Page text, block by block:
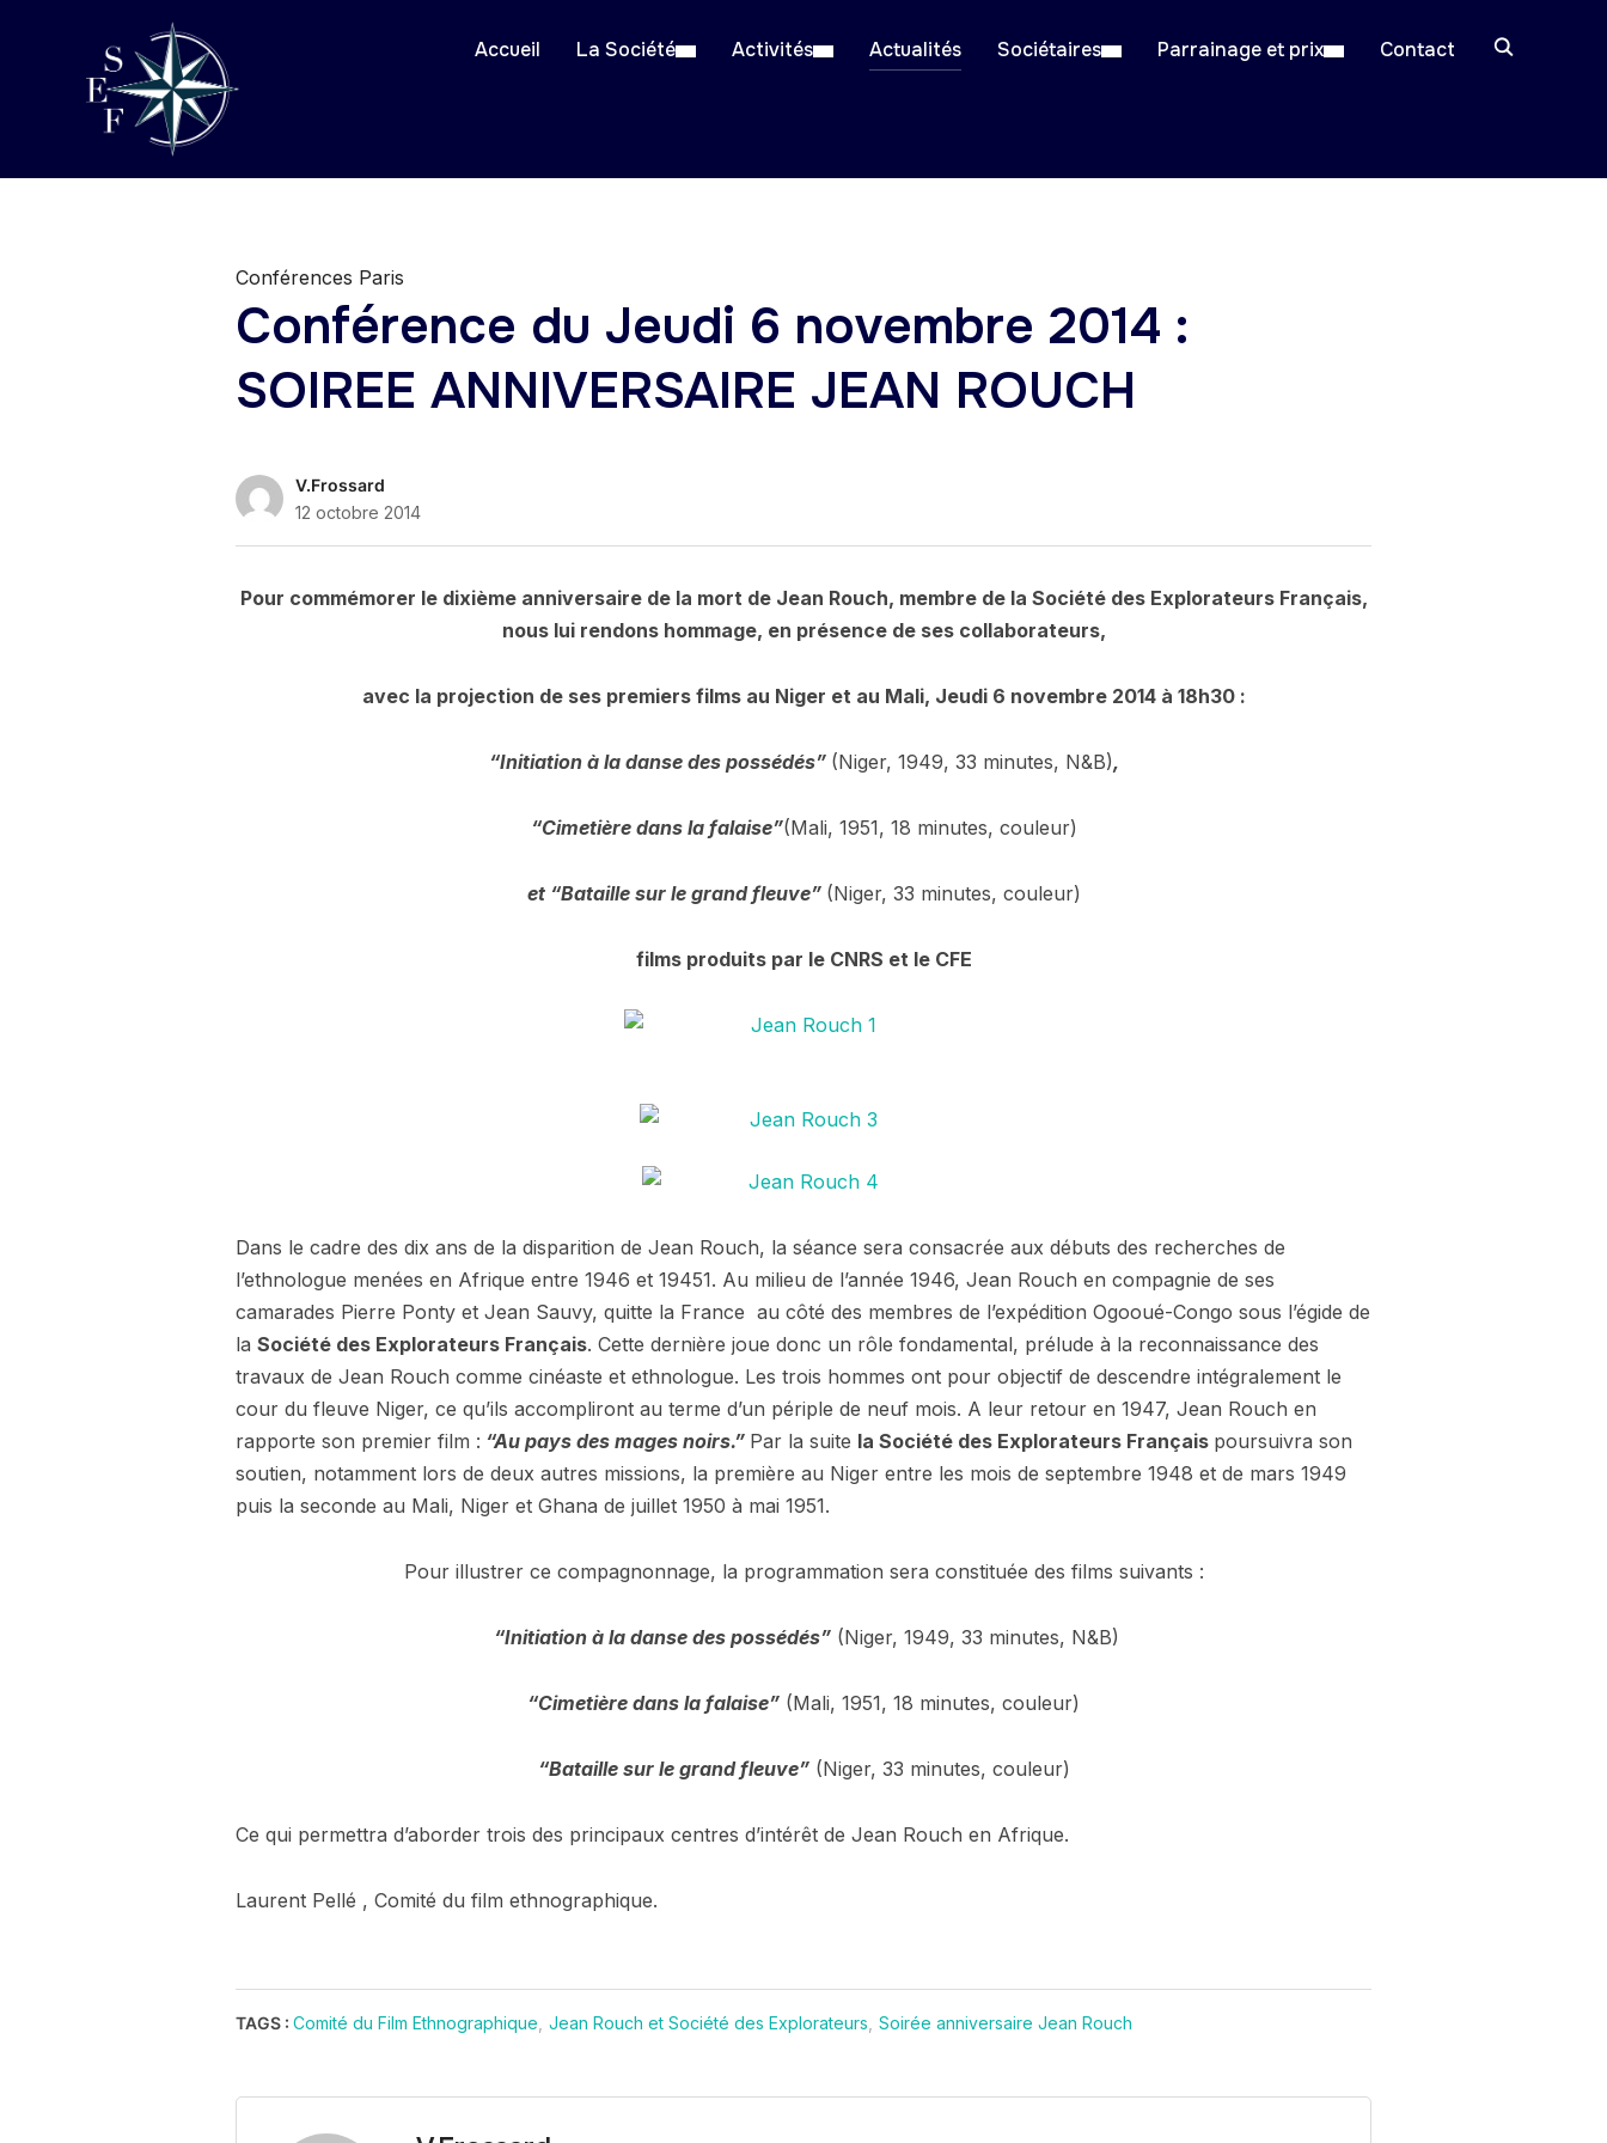
Accueil La Société Activités Actualités Sociétaires Parrainage et prix Contact
Conférences Paris
Conférence du Jeudi 6 novembre 2014 :
SOIREE ANNIVERSAIRE JEAN ROUCH
V.Frossard
12 octobre 2014
Pour commémorer le dixième anniversaire de la mort de Jean Rouch, membre de la Société des Explorateurs Français,
nous lui rendons hommage, en présence de ses collaborateurs,
avec la projection de ses premiers films au Niger et au Mali, Jeudi 6 novembre 2014 à 18h30:
“Initiation à la danse des possédés” (Niger, 1949, 33 minutes, N&B),
“Cimetière dans la falaise”(Mali, 1951, 18 minutes, couleur)
et “Bataille sur le grand fleuve” (Niger, 33 minutes, couleur)
films produits par le CNRS et le CFE
Dans le cadre des dix ans de la disparition de Jean Rouch, la séance sera consacrée aux débuts des recherches de
l’ethnologue menées en Afrique entre 1946 et 19451. Au milieu de l’année 1946, Jean Rouch en compagnie de ses
camarades Pierre Ponty et Jean Sauvy, quitte la France au côté des membres de l’expédition Ogooué-Congo sous l’égide de
la Société des Explorateurs Français. Cette dernière joue donc un rôle fondamental, prélude à la reconnaissance des
travaux de Jean Rouch comme cinéaste et ethnologue. Les trois hommes ont pour objectif de descendre intégralement le
cour du fleuve Niger, ce qu’ils accompliront au terme d’un périple de neuf mois. A leur retour en 1947, Jean Rouch en
rapporte son premier film : “Au pays des mages noirs.” Par la suite la Société des Explorateurs Français poursuivra son
soutien, notamment lors de deux autres missions, la première au Niger entre les mois de septembre 1948 et de mars 1949
puis la seconde au Mali, Niger et Ghana de juillet 1950 à mai 1951.
Pour illustrer ce compagnonnage, la programmation sera constituée des films suivants :
“Initiation à la danse des possédés” (Niger, 1949, 33 minutes, N&B)
“Cimetière dans la falaise” (Mali, 1951, 18 minutes, couleur)
“Bataille sur le grand fleuve”(Niger, 33 minutes, couleur)
Ce qui permettra d’aborder trois des principaux centres d’intérêt de Jean Rouch en Afrique.
Laurent Pellé , Comité du film ethnographique.
TAGS : Comité du Film Ethnographique Jean Rouch et Société des Explorateurs Soirée anniversaire Jean Rouch